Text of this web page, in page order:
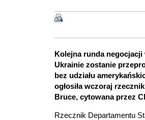
Kolejna runda
Ukrainie zostanie
bez udziału
ogłosiła wczoraj
Bruce, cytowana przez
Rzecznik Departamentu